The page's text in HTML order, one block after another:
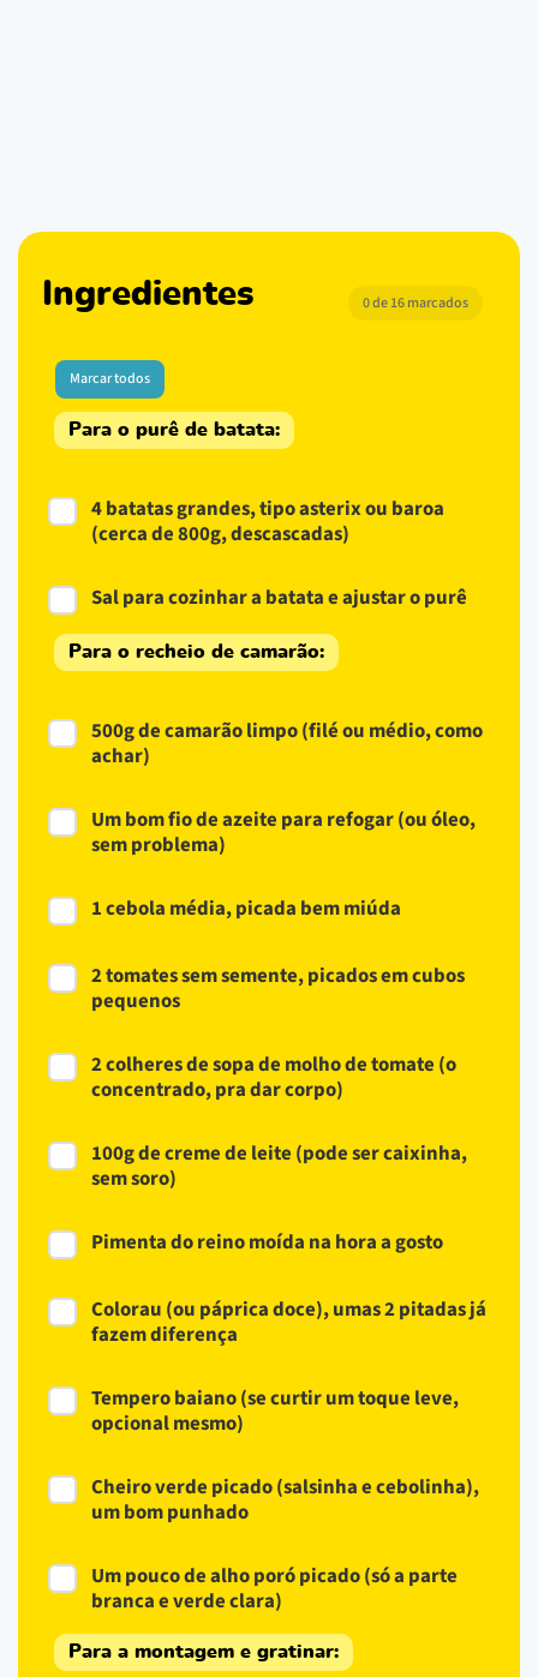
Ingredientes 0 de 16 marcados
Marcar todos
Para o purê de batata:
4 batatas grandes, tipo asterix ou baroa
(cerca de 800g, descascadas)
Sal para cozinhar a batata e ajustar o purê
Para o recheio de camarão:
500g de camarão limpo (filé ou médio, como
achar)
Um bom fio de azeite para refogar (ou óleo,
sem problema)
1 cebola média, picada bem miúda
2 tomates sem semente, picados em cubos
pequenos
2 colheres de sopa de molho de tomate (o
concentrado, pra dar corpo)
100g de creme de leite (pode ser caixinha,
sem soro)
Pimenta do reino moída na hora a gosto
Colorau (ou páprica doce), umas 2 pitadas já
fazem diferença
Tempero baiano (se curtir um toque leve,
opcional mesmo)
Cheiro verde picado (salsinha e cebolinha),
um bom punhado
Um pouco de alho poró picado (só a parte
branca e verde clara)
Para a montagem e gratinar: